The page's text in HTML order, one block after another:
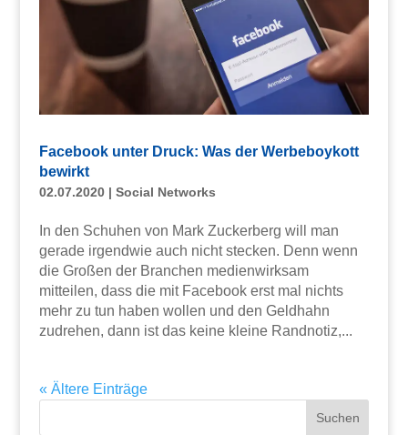
Facebook unter Druck: Was der Werbeboykott
bewirkt
02.07.2020| Social Networks
In den Schuhen von Mark Zuckerberg will man
gerade irgendwie auch nicht stecken. Denn wenn
die Großen der Branchen medienwirksam
mitteilen, dass die mit Facebook erst mal nichts
mehr zu tun haben wollen und den Geldhahn
zudrehen, dann ist das keine kleine Randnotiz,...
« Ältere Einträge